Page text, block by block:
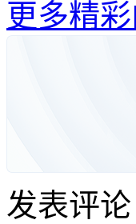
更多精
发表评论